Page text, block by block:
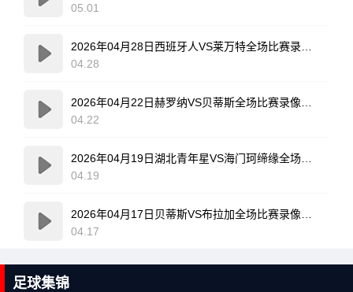
05.01
04.28
04.22
04.19
04.17
足球集锦